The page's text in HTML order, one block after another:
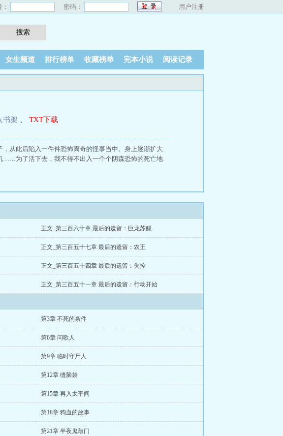
密码： 用户注册
女生频道 排行榜单 收藏榜单 完本小说 阅读记录
书架
TXT下载
从此后陷入一件件恐怖离奇的怪事当中。身上逐渐扩大
……为了活下去，我不得不出入一个个阴森恐怖的死亡地
正文_第三百六十章 最后的遗留：巨龙苏醒
正文_第三百五十七章 最后的遗留：农王
正文_第三百五十四章 最后的遗留：失控
正文_第三百五十一章 最后的遗留：行动开始
第3章 不死的条件
第6章 问歌人
第9章 临时守尸人
第12章 缝脑袋
第15章 再入太平间
第18章 狗血的故事
第21章 半夜鬼敲门